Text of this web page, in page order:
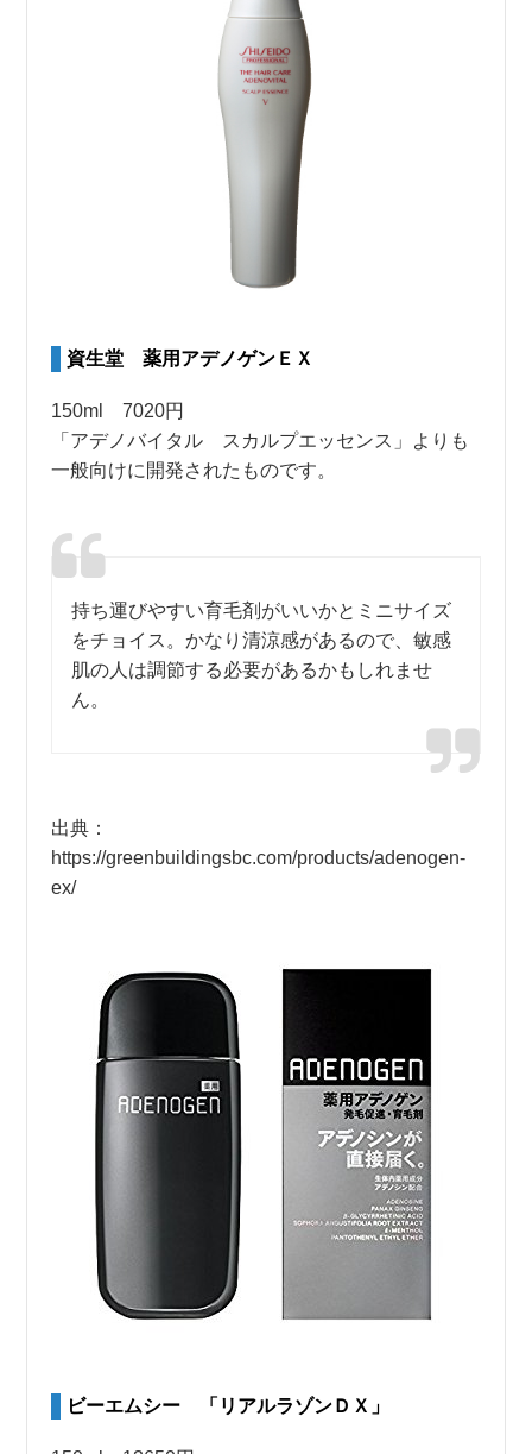
資生堂 薬用アデノゲンＥＸ
150ml 7020円
「アデノバイタル スカルプエッセンス」よりも
一般向けに開発されたものです。
持ち運びやすい育毛剤がいいかとミニサイズ
をチョイス。かなり清涼感があるので、敏感
肌の人は調節する必要があるかもしれませ
ん。
出典：
https://greenbuildingsbc.com/products/adenogen-
ex/
ビーエムシー 「リアルラゾンＤＸ」